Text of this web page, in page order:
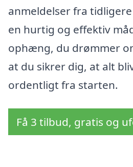
anmeldelser fra
en hurtig og effektiv
ophæng, du drømmer
at du sikrer dig, at alt
ordentligt fra starten.
Få 3 tilbud, gratis og